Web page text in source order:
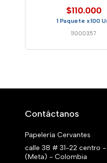
$110.000
1 Paquete x100
11000357
Contáctanos
Papelería Cervantes
calle 38 # 31-22 centro -
(Meta) - Colombia